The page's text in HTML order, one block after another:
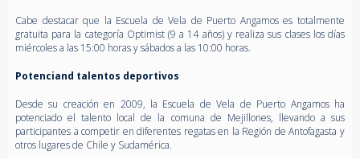
Cabe destacar que la Escuela de Vela de Puerto Angamos es totalmente
gratuita para la categoría Optimist (9 a 14 años) y realiza sus clases los días
miércoles a las 15:00 horas y sábados a las 10:00 horas.
Potenciand talentos deportivos
Desde su creación en 2009, la Escuela de Vela de Puerto Angamos ha
potenciado el talento local de la comuna de Mejillones, llevando a sus
participantes a competir en diferentes regatas en la Región de Antofagasta y
otros lugares de Chile y Sudamérica.